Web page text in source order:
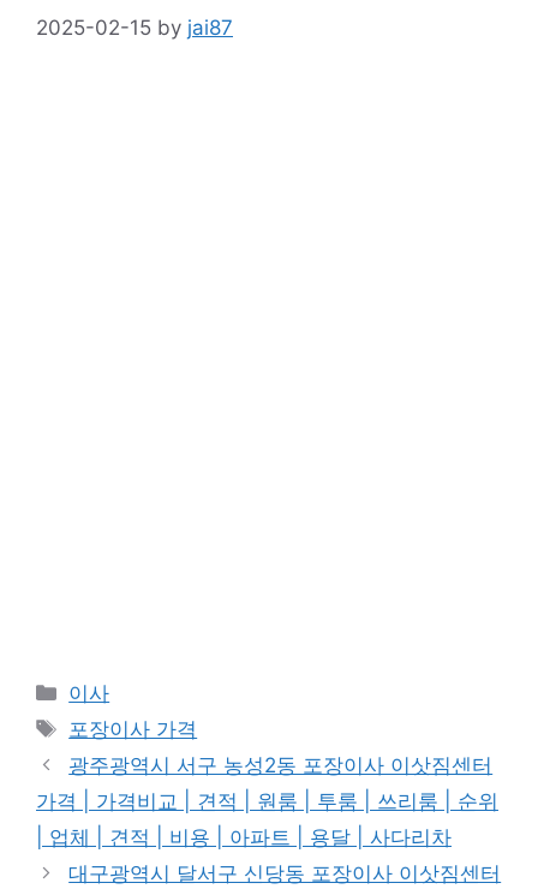
2025-02-15 by jai87
Categories
이사
Tags
포장이사 가격
광주광역시 서구 농성2동 포장이사 이삿짐센터
가격 | 가격비교 | 견적 | 원룸 | 투룸 | 쓰리룸 | 순위
| 업체 | 견적 | 비용 | 아파트 | 용달 | 사다리차
대구광역시 달서구 신당동 포장이사 이삿짐센터